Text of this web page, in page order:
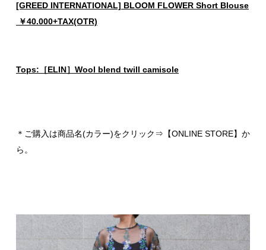
[GREED INTERNATIONAL] BLOOM FLOWER Short Blouse
￥40.000+TAX(OTR)
Tops:［ELIN］Wool blend twill camisole
＊ご購入は商品名(カラー)をクリック⇒【ONLINE STORE】か
ら。